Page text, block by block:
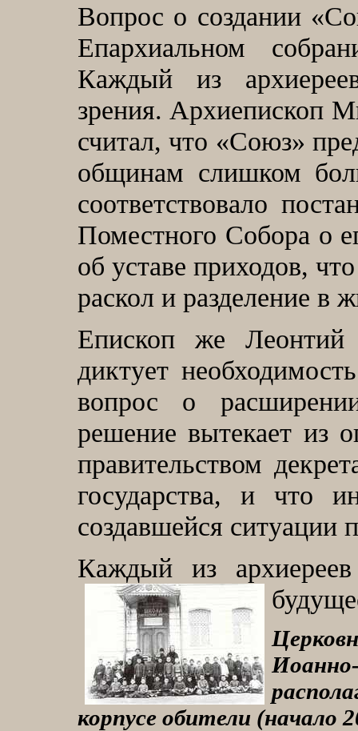
Вопрос о создании
Епархиальном
Каждый из
зрения. Архиепископ
считал, что «Союз»
общинам слишком
соответствовало
Поместного Собора о
об уставе приходов,
раскол и разделение в
Епископ же
диктует
вопрос о
решение вытекает из
правительством
государства, и что
создавшейся ситуации
Каждый из
корпусе обители (начало